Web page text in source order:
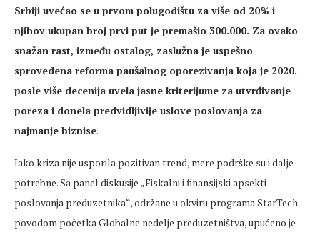
Srbiji uvećao se u prvom polugodištu za više od 20% i
njihov ukupan broj prvi put je premašio 300.000. Za ovako
snažan rast, između ostalog, zaslužna je uspešno
sprovedena reforma paušalnog oporezivanja koja je 2020.
posle više decenija uvela jasne kriterijume za utvrđivanje
poreza i donela predvidljivije uslove poslovanja za
najmanje biznise.
Iako kriza nije usporila pozitivan trend, mere podrške su i dalje
potrebne. Sa panel diskusije „Fiskalni i finansijski apsekti
poslovanja preduzetnika“, održane u okviru programa StarTech
povodom početka Globalne nedelje preduzetništva, upućeno je